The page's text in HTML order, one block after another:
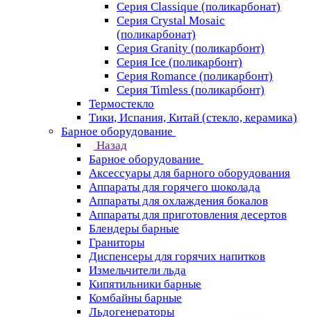
Серия Classique (поликарбонат)
Серия Crystal Mosaic
(поликарбонат)
Серия Granity (поликарбонт)
Серия Ice (поликарбонт)
Серия Romance (поликарбонт)
Серия Timless (поликарбонт)
Термостекло
Тики, Испания, Китай (стекло, керамика)
Барное оборудование
Назад
Барное оборудование
Аксессуары для барного оборудования
Аппараты для горячего шоколада
Аппараты для охлаждения бокалов
Аппараты для приготовления десертов
Блендеры барные
Граниторы
Диспенсеры для горячих напитков
Измельчители льда
Кипятильники барные
Комбайны барные
Льдогенераторы